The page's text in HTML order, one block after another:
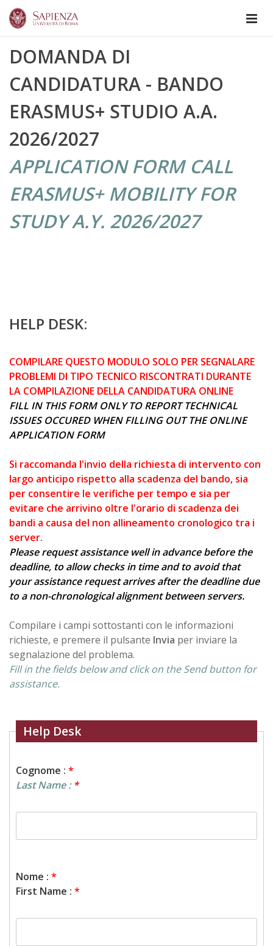
DOMANDA DI
CANDIDATURA - BANDO
ERASMUS+ STUDIO A.A.
2026/2027
APPLICATION FORM CALL
ERASMUS+ MOBILITY FOR
STUDY A.Y. 2026/2027
HELP DESK:
COMPILARE QUESTO MODULO SOLO PER SEGNALARE
PROBLEMI DI TIPO TECNICO RISCONTRATI DURANTE
LA COMPILAZIONE DELLA CANDIDATURA ONLINE
FILL IN THIS FORM ONLY TO REPORT TECHNICAL
ISSUES OCCURED WHEN FILLING OUT THE ONLINE
APPLICATION FORM
Si raccomanda l'invio della richiesta di intervento con
largo anticipo rispetto alla scadenza del bando, sia
per consentire le verifiche per tempo e sia per
evitare che arrivino oltre l'orario di scadenza dei
bandi a causa del non allineamento cronologico tra i
server.
Please request assistance well in advance before the
deadline, to allow checks in time and to avoid that
your assistance request arrives after the deadline due
to a non-chronological alignment between servers.
Compilare i campi sottostanti con le informazioni
richieste, e premere il pulsante Invia per inviare la
segnalazione del problema.
Fill in the fields below and click on the Send button for
assistance.
Help Desk
Cognome : *
Last Name :*
Nome : *
First Name : *